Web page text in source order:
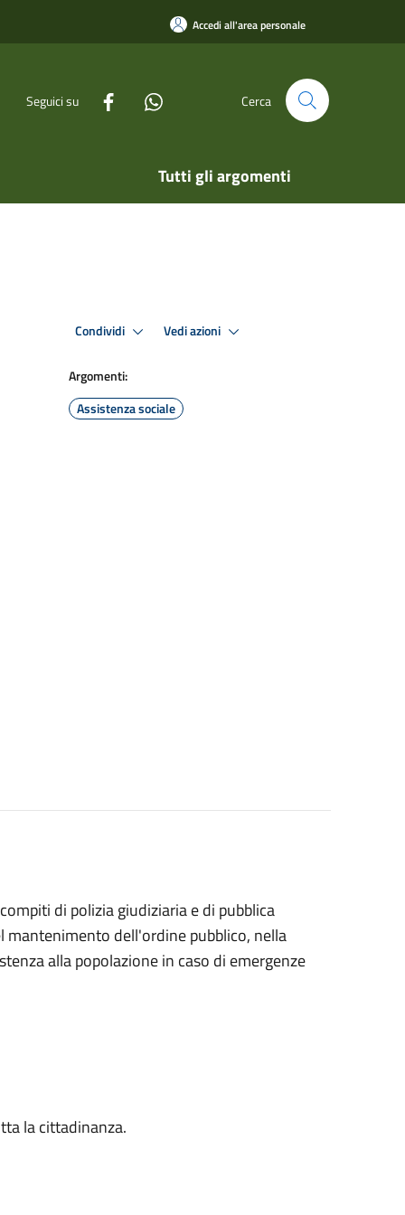
Accedi all'area personale
Seguici su Cerca
Tutti gli argomenti
Condividi Vedi azioni
Argomenti:
Assistenza sociale
di polizia giudiziaria e di pubblica
mantenimento dell'ordine pubblico, nella
alla popolazione in caso di emergenze
la cittadinanza.